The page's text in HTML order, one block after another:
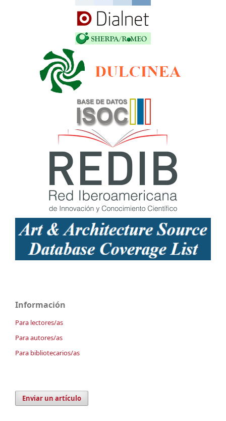
Información
Para lectores/as
Para autores/as
Para bibliotecarios/as
Enviar un artículo